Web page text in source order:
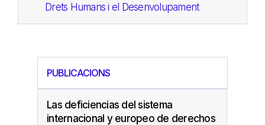
Drets Humans i el Desenvolupament
PUBLICACIONS
Las deficiencias del sistema
internacional y europeo de derechos